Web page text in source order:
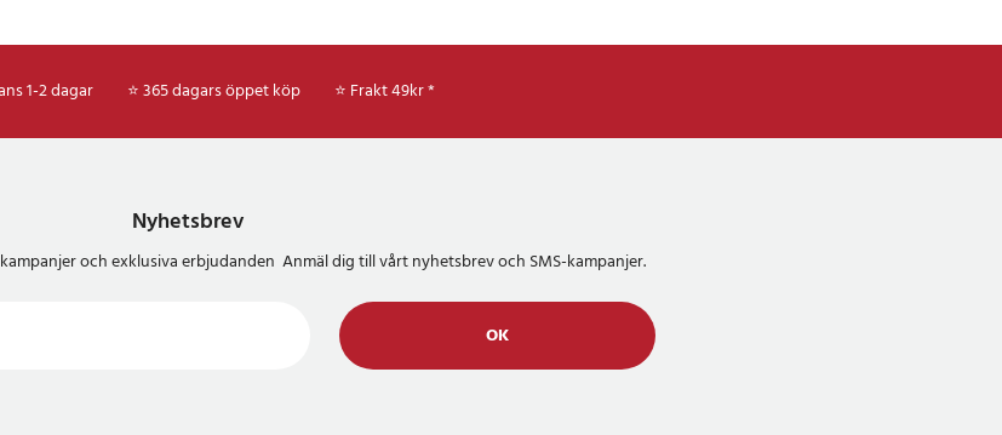
1-2 dagar ⭐ 365 dagars öppet köp ⭐ Frakt 49kr *
Nyhetsbrev
och exklusiva erbjudanden Anmäl dig till vårt nyhetsbrev och SMS-kampanjer.
OK